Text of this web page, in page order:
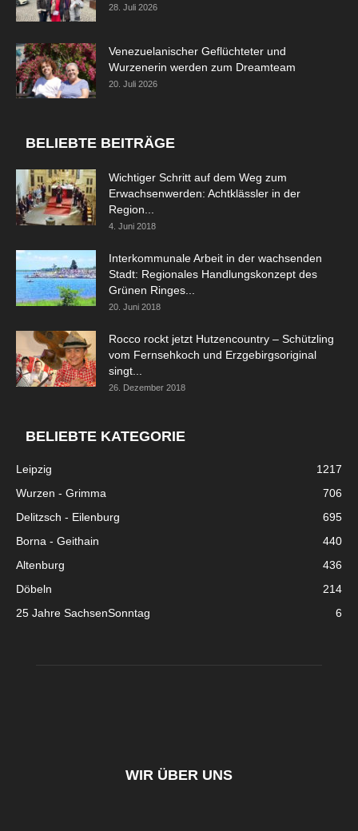
28. Juli 2026
Venezuelanischer Geflüchteter und
Wurzenerin werden zum Dreamteam
20. Juli 2026
BELIEBTE BEITRÄGE
Wichtiger Schritt auf dem Weg zum
Erwachsenwerden: Achtklässler in der
Region...
4. Juni 2018
Interkommunale Arbeit in der wachsenden
Stadt: Regionales Handlungskonzept des
Grünen Ringes...
20. Juni 2018
Rocco rockt jetzt Hutzencountry – Schützling
vom Fernsehkoch und Erzgebirgsoriginal
singt...
26. Dezember 2018
BELIEBTE KATEGORIE
Leipzig
1217
Wurzen - Grimma
706
Delitzsch - Eilenburg
695
Borna - Geithain
440
Altenburg
436
Döbeln
214
25 Jahre SachsenSonntag
6
WIR ÜBER UNS